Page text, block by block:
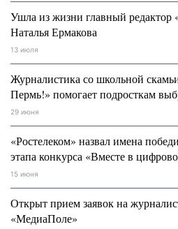
Ушла из жизни главный редактор
Наталья Ермакова
13 июля
Журналистика со школьной
Пермь!» помогает подросткам
29 июня
«Ростелеком» назвал имена
этапа конкурса «Вместе в
15 июня
Открыт прием заявок на
«МедиаПоле»